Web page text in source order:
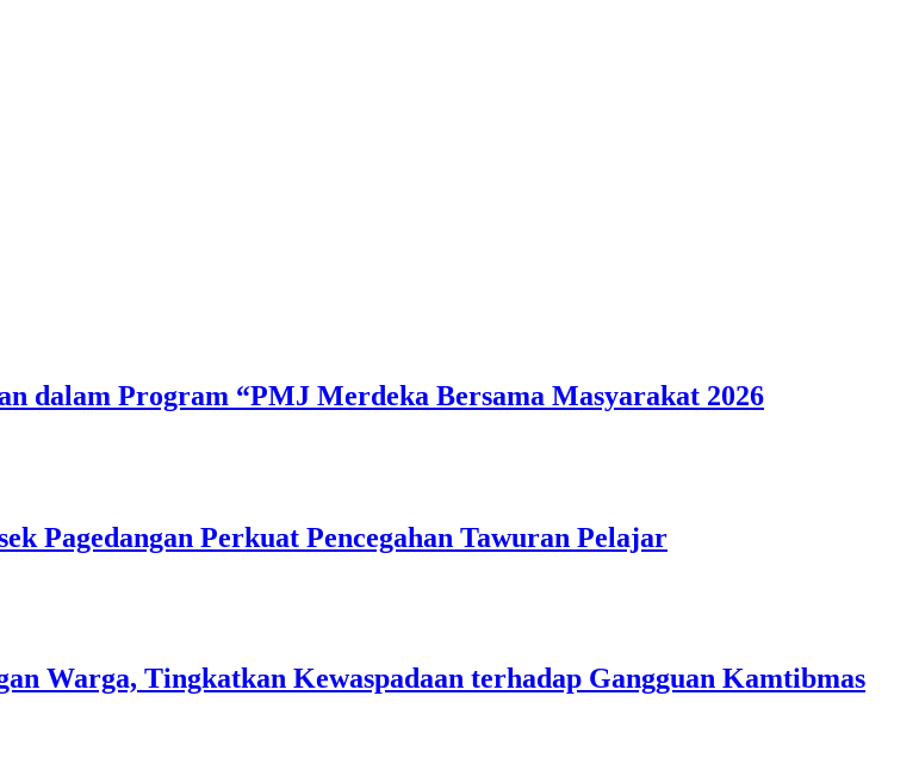
dalam Program “PMJ Merdeka Bersama Masyarakat 2026
Pagedangan Perkuat Pencegahan Tawuran Pelajar
Warga, Tingkatkan Kewaspadaan terhadap Gangguan Kamtibmas